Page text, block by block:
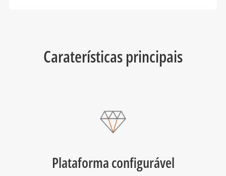
Caraterísticas principais
Plataforma configurável